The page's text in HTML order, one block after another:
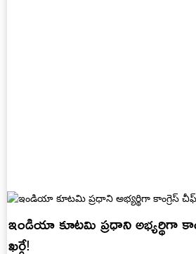
ఇండియా కూటమి ప్రధాని అభ్యర్థిగా
ఖర్గే!